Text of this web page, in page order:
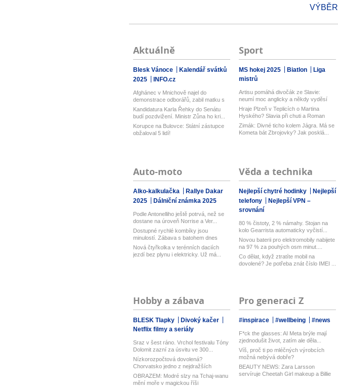
VÝBĚR
Aktuálně
Blesk Vánoce
Kalendář svátků
2025
INFO.cz
Afghánec v Mnichově najel do
demonstrace odborářů, zabil matku s
batol...
Kandidatura Karla Řehky do Senátu
budí pozdvižení. Ministr Zůna ho kri...
Korupce na Bulovce: Státní zástupce
obžaloval 5 lidí!
Sport
MS hokej 2025 Biatlon
Liga
mistrů
Artisu pomáhá divočák ze Slavie:
neumí moc anglicky a někdy vyděsí
tre...
Hraje Plzeň v Teplicích o Martina
Hyského? Slavia při chuti a Roman
Ma...
Zimák: Divné ticho kolem Jágra. Má se
Kometa bát Zbrojovky? Jak posklá...
Auto-moto
Alko-kalkulačka
Rallye Dakar
2025
Dálniční známka 2025
Podle Antonelliho ještě potrvá, než se
dostane na úroveň Norrise a Ver...
Dostupné rychlé kombíky jsou
minulostí. Zábava s batohem dnes
začíná a...
Nová čtyřkolka v terénních daciích
jezdí bez plynu i elektricky. Už má...
Věda a technika
Nejlepší chytré hodinky
Nejlepší
telefony
Nejlepší VPN –
srovnání
80 % čistoty, 2 % námahy. Stojan na
kolo Gearrista automaticky vyčistí...
Novou baterii pro elektromobily nabijete
na 97 % za pouhých osm minut....
Co dělat, když ztratíte mobil na
dovolené? Je potřeba znát číslo IMEI ...
Hobby a zábava
BLESK Tlapky
Divoký kačer
Netflix filmy a seriály
Sraz v šest ráno. Vrchol festivalu Tóny
Dolomit zazní za úsvitu ve 300...
Nízkorozpočtová dovolená?
Chorvatsko jedno z nejdražších
v Evropě! Lev...
OBRAZEM: Modré slzy na Tchaj-wanu
mění moře v magickou říši
Pro generaci Z
#inspirace #wellbeing #news
F*ck the glasses: AI Meta brýle mají
zjednodušit život, zatím ale děla...
Víš, proč ti po mléčných výrobcích
možná nebývá dobře?
BEAUTY NEWS: Zara Larsson
servíruje Cheetah Girl makeup a Billie